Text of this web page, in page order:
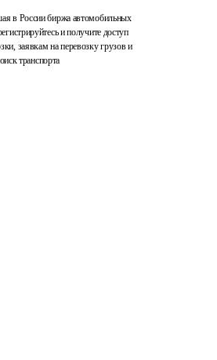
в России биржа автомобильных
и получите доступ
заявкам на перевозку грузов и
транспорта